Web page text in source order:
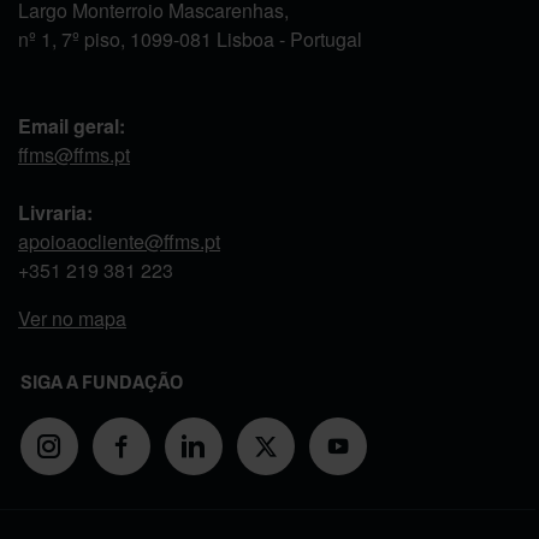
Largo Monterroio Mascarenhas,
nº 1, 7º piso, 1099-081 Lisboa - Portugal
Email geral:
ffms@ffms.pt
Livraria:
apoioaocliente@ffms.pt
+351 219 381 223
Ver no mapa
SIGA A FUNDAÇÃO